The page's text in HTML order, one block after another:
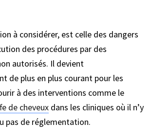
à considérer, est celle des dangers
des procédures par des
autorisés. Il devient
de plus en plus courant pour les
à des interventions comme le
de cheveux dans les cliniques où il n’y
pas de réglementation.